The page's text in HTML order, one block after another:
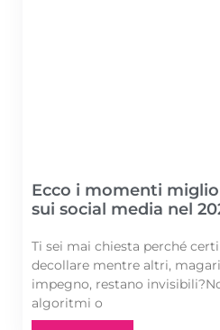
Ecco i momenti
sui social media nel
Ti sei mai chiesta perché
decollare mentre altri,
impegno, restano
algoritmi o